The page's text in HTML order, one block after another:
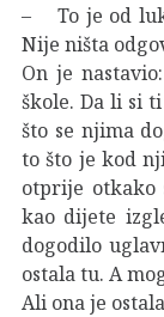
– To je od
Nije ništa
On je
škole. Da li si
što se njima
to što je kod
otprije otkako
kao dijete
dogodilo
ostala tu. A
Ali ona je